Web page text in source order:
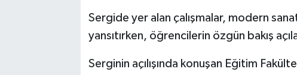
Sergide yer alan çalışmalar, modern sanat
yansıtırken, öğrencilerin özgün bakış
Serginin açılışında konuşan Eğitim